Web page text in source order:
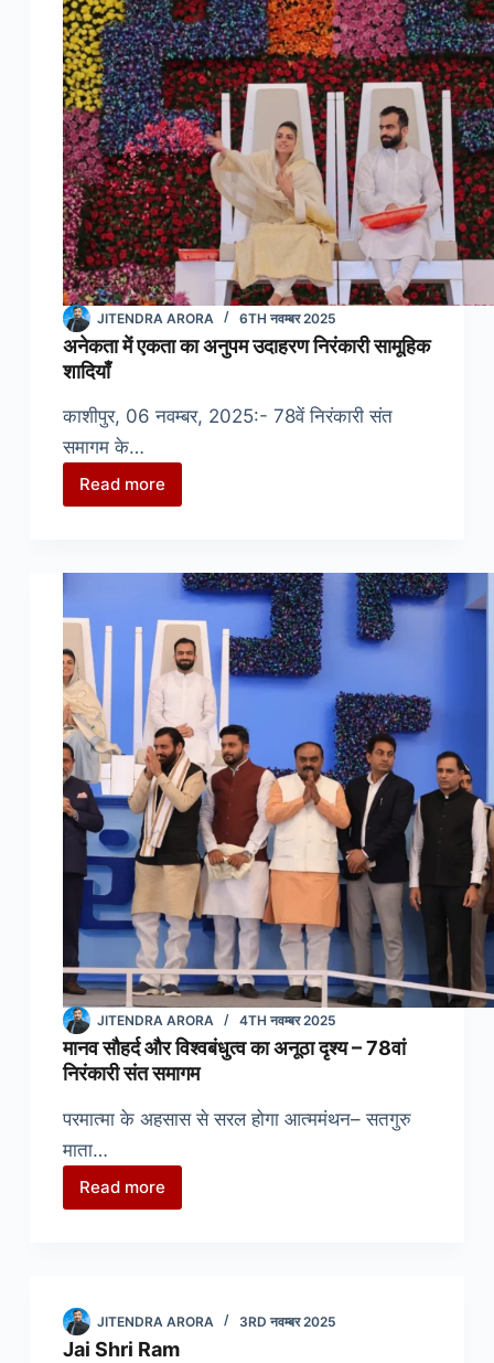
जल
संरक्षण
का
प्रेरक
संकल्प
JITENDRA ARORA 6TH नवम्बर 2025
अनेकता में एकता का अनुपम उदाहरण निरंकारी सामूहिक
शादियाँ
काशीपुर, 06 नवम्बर, 2025:- 78वें निरंकारी संत
समागम के…
Read more
अनेकता
का
उदाहरण
निरंकारी
सामूहिक
शादियाँ
JITENDRA ARORA 4TH नवम्बर 2025
मानव सौहर्द और विश्वबंधुत्व का अनूठा दृश्य – 78वां
निरंकारी संत समागम
परमात्मा के अहसास से सरल होगा आत्ममंथन– सतगुरु
माता…
Read more
मानव
अनूठा
दृश्य
JITENDRA ARORA 3RD नवम्बर 2025
Jai Shri Ram